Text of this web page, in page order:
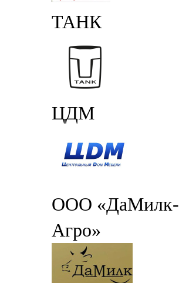
ТАНК
ЦДМ
ООО «ДаМилк-
Агро»